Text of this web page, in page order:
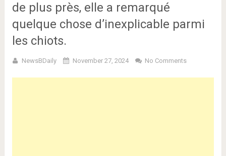
de plus près, elle a remarqué
quelque chose d’inexplicable parmi
les chiots.
NewsBDaily November 27, 2024 No Comments